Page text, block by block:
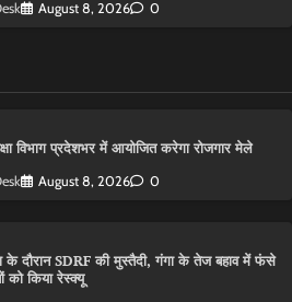
August 8, 2026 0
विभाग प्रदेशभर में आयोजित करेगा रोजगार मेले
August 8, 2026 0
के दौरान SDRF की मुस्तैदी, गंगा के तेज बहाव में फंसे
को किया रेस्क्यू